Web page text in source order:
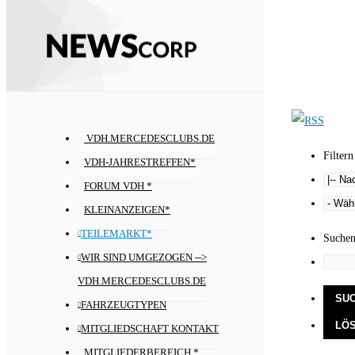
VDH.MERCEDESCLUBS.DE
VDH-JAHRESTREFFEN*
FORUM VDH *
KLEINANZEIGEN*
TEILEMARKT*
WIR SIND UMGEZOGEN -->
VDH.MERCEDESCLUBS.DE
FAHRZEUGTYPEN
MITGLIEDSCHAFT KONTAKT
MITGLIEDERBEREICH *
Filtern
Suchen